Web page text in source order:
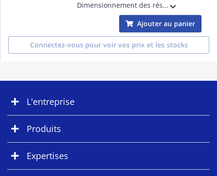
Dimensionnement des réseaux d'auxiliaires (contrôle commande), distribution de prises et/ou éclairages, ..destiné aux installations Basse Tension ne relevant d'aucune norme spécifique jusqu'à 1500V. licence elec calc obligatoire. Abonnement
Ajouter au panier
Connectez-vous pour voir vos prix et les stocks
L'entreprise
Produits
Expertises